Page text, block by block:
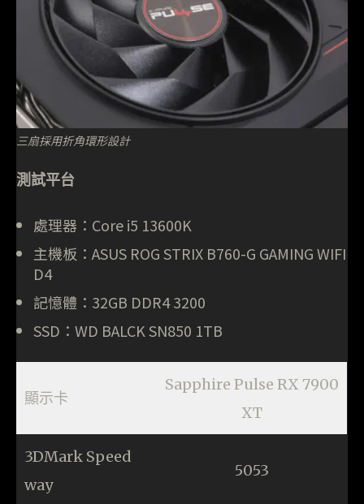
三扇採用折角環形設計
測試平台
處理器：Core i5 13600K
主機板：ASUS ROG STRIX B760-G GAMING WIFI
D4
記憶體：32GB DDR4 3200
SSD：WD BALCK SN850 1TB
顯示卡
Sapphire Pulse RX 7900
XT
3DMark Speed
way
5053